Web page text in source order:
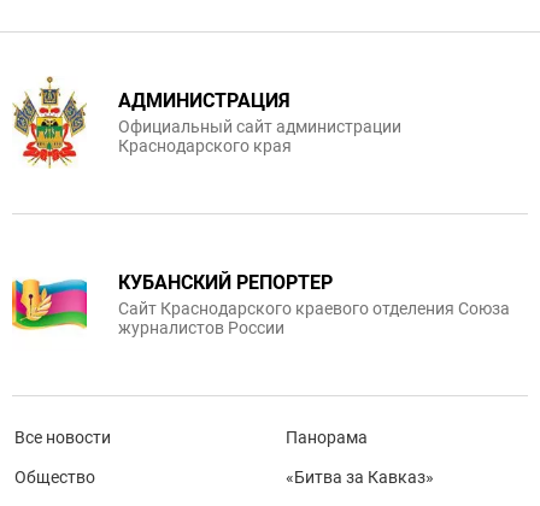
АДМИНИСТРАЦИЯ
Официальный сайт администрации
Краснодарского края
КУБАНСКИЙ РЕПОРТЕР
Сайт Краснодарского краевого отделения Союза
журналистов России
Все новости
Общество
Панорама
«Битва за Кавказ»